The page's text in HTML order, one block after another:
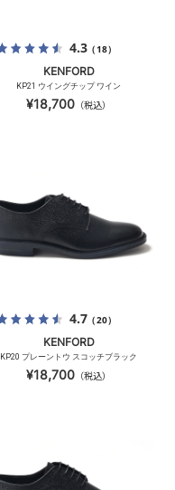
4.3（18）
KENFORD
KP21 ウイングチップ ワイン
¥18,700 （税込）
4.7（20）
KENFORD
KP20 プレーントウ スコッチブラック
¥18,700 （税込）